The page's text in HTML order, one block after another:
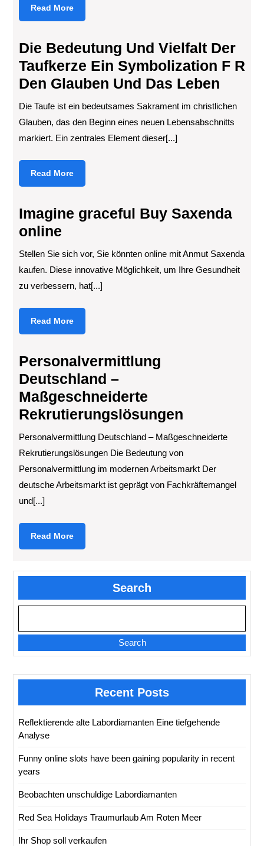
Read MoreRead
More
Die Bedeutung Und Vielfalt Der
Taufkerze Ein Symbolization F R
Den Glauben Und Das Leben
Die Taufe ist ein bedeutsames Sakrament im christlichen
Glauben, das den Beginn eines neuen Lebensabschnitts
markiert. Ein zentrales Element dieser[...]
Read MoreRead
More
Imagine graceful Buy Saxenda
online
Stellen Sie sich vor, Sie könnten online mit Anmut Saxenda
kaufen. Diese innovative Möglichkeit, um Ihre Gesundheit
zu verbessern, hat[...]
Read MoreRead
More
Personalvermittlung
Deutschland –
Maßgeschneiderte
Rekrutierungslösungen
Personalvermittlung Deutschland – Maßgeschneiderte
Rekrutierungslösungen Die Bedeutung von
Personalvermittlung im modernen Arbeitsmarkt Der
deutsche Arbeitsmarkt ist geprägt von Fachkräftemangel
und[...]
Read MoreRead
More
Search
Search
Recent Posts
Reflektierende alte Labordiamanten Eine tiefgehende
Analyse
Funny online slots have been gaining popularity in recent
years
Beobachten unschuldige Labordiamanten
Red Sea Holidays Traumurlaub Am Roten Meer
Ihr Shop soll verkaufen